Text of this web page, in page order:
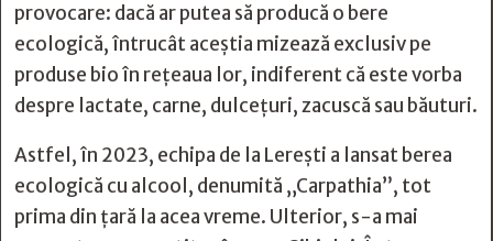
provocare: dacă ar putea să producă o bere
ecologică, întrucât aceștia mizează exclusiv pe
produse bio în rețeaua lor, indiferent că este vorba
despre lactate, carne, dulcețuri, zacuscă sau băuturi.
Astfel, în 2023, echipa de la Lerești a lansat berea
ecologică cu alcool, denumită „Carpathia”, tot
prima din țară la acea vreme. Ulterior, s-a mai